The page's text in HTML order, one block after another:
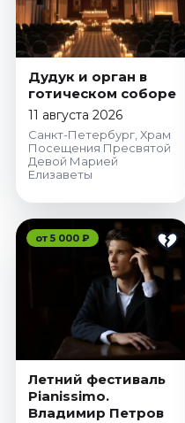
Дудук и орган в
готическом соборе
11 августа 2026
Санкт-Петербург, Храм
Посещения Пресвятой
Девой Марией
Елизаветы
от 5 000 ₽
Летний фестиваль
Pianissimo.
Владимир Петров